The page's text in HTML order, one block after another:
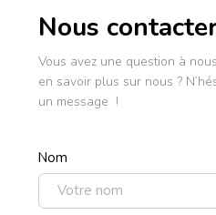
Nous
Vous avez une question à
en savoir plus sur nous ?
un message !
Nom